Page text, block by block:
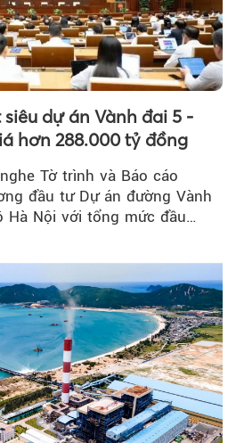
dự án Vành đai 5 -
hơn 288.000 tỷ đồng
Tờ trình và Báo cáo
đầu tư Dự án đường Vành
Hà Nội với tổng mức đầu